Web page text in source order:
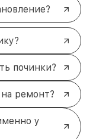
починки?
ремонт?
у